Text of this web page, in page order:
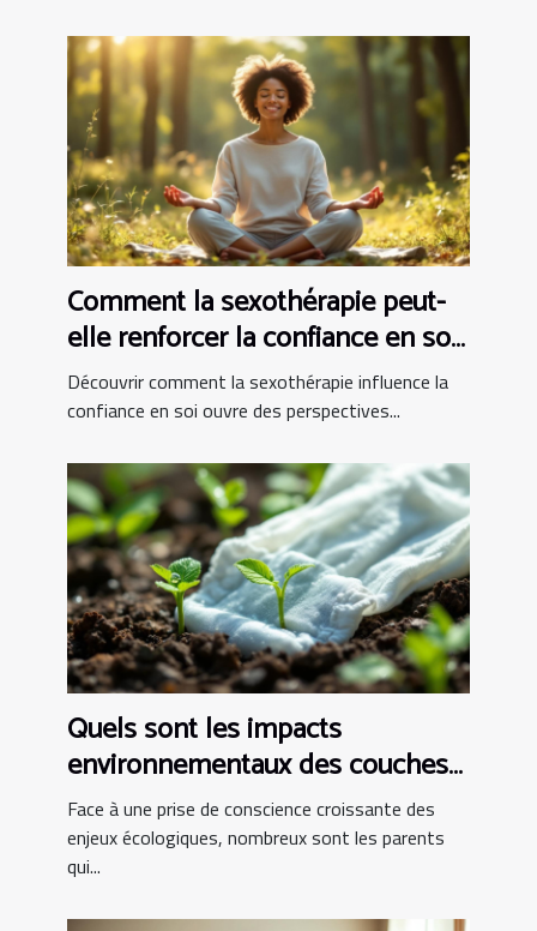
Comment la sexothérapie peut-
elle renforcer la confiance en soi
?
Découvrir comment la sexothérapie influence la
confiance en soi ouvre des perspectives...
Quels sont les impacts
environnementaux des couches
bio ?
Face à une prise de conscience croissante des
enjeux écologiques, nombreux sont les parents
qui...